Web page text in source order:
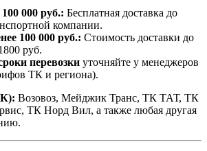
000 руб.: Бесплатная доставка до
компании.
100 000 руб.: Стоимость доставки до
руб.
перевозки уточняйте у менеджеров
ТК и региона).
Возовоз, Мейджик Транс, ТК ТАТ, ТК
ТК Норд Вил, а также любая другая